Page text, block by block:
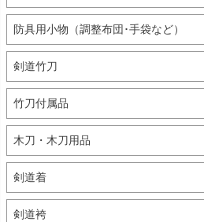
防具用小物（調整布団･手袋など）
剣道竹刀
竹刀付属品
木刀・木刀用品
剣道着
剣道袴